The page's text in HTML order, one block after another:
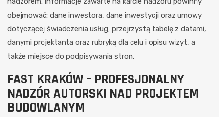
obejmować: dane inwestora, dane inwestycji oraz umowy
dotyczącej świadczenia usług, przejrzystą tabelę z datami,
danymi projektanta oraz rubryką dla celu i opisu wizyt, a
także miejsce do podpisywania stron.
FAST KRAKÓW – PROFESJONALNY
NADZÓR AUTORSKI NAD PROJEKTEM
BUDOWLANYM